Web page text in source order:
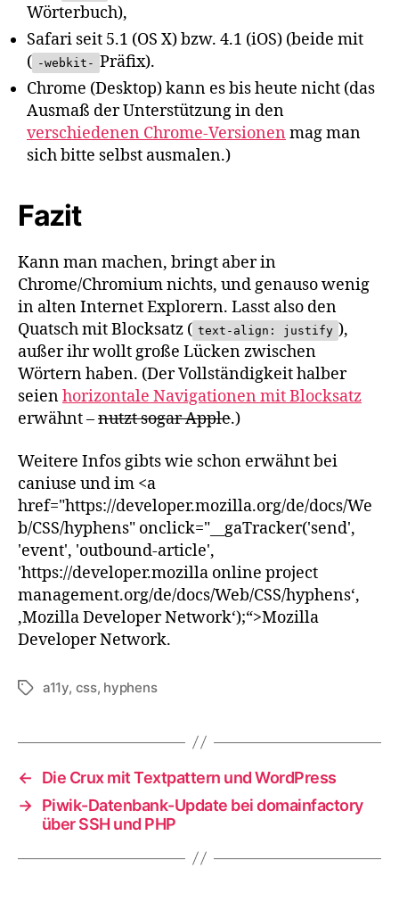
Wörterbuch),
Safari seit 5.1 (OS X) bzw. 4.1 (iOS) (beide mit
( -webkit- Präfix).
Chrome (Desktop) kann es bis heute nicht (das
Ausmaß der Unterstützung in den
verschiedenen Chrome-Versionen mag man
sich bitte selbst ausmalen.)
Fazit
Kann man machen, bringt aber in
Chrome/Chromium nichts, und genauso wenig
in alten Internet Explorern. Lasst also den
Quatsch mit Blocksatz ( text-align: justify ),
außer ihr wollt große Lücken zwischen
Wörtern haben. (Der Vollständigkeit halber
seienhorizontale Navigationen mit Blocksatz
erwähnt –nutzt sogar Apple.)
Weitere Infos gibts wie schon erwähnt bei
caniuse und im <a
href="https://developer.mozilla.org/de/docs/We
b/CSS/hyphens" onclick="__gaTracker('send',
'event', 'outbound-article',
'https://developer.mozilla online project
management.org/de/docs/Web/CSS/hyphens‘,
‚Mozilla Developer Network‘);“>Mozilla
Developer Network.
Schlagwörter
a11y, css, hyphens
←
Die Crux mit Textpattern und WordPress
→ Piwik-Datenbank-Update bei domainfactory
über SSH und PHP